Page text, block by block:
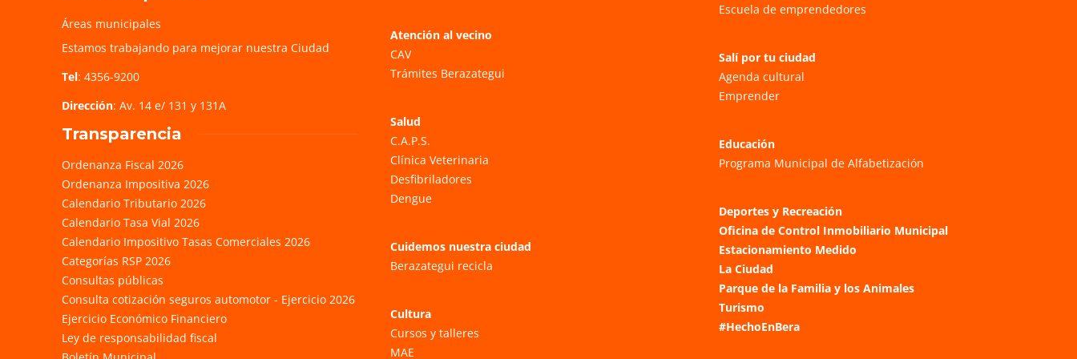
Áreas municipales
Estamos trabajando para mejorar nuestra Ciudad
Tel: 4356-9200
Dirección: Av. 14 e/ 131 y 131A
Transparencia
Ordenanza Fiscal 2026
Ordenanza Impositiva 2026
Calendario Tributario 2026
Calendario Tasa Vial 2026
Calendario Impositivo Tasas Comerciales 2026
Categorías RSP 2026
Consultas públicas
Consulta cotización seguros automotor - Ejercicio 2026
Ejercicio Económico Financiero
Ley de responsabilidad fiscal
Atención al vecino
CAV
Trámites Berazategui
Salud
C.A.P.S.
Clínica Veterinaria
Desfibriladores
Dengue
Cuidemos nuestra ciudad
Berazategui recicla
Cultura
Cursos y talleres
MAE
Escuela de emprendedores
Salí por tu ciudad
Agenda cultural
Emprender
Educación
Programa Municipal de Alfabetización
Deportes y Recreación
Oficina de Control Inmobiliario Municipal
Estacionamiento Medido
La Ciudad
Parque de la Familia y los Animales
Turismo
#HechoEnBera